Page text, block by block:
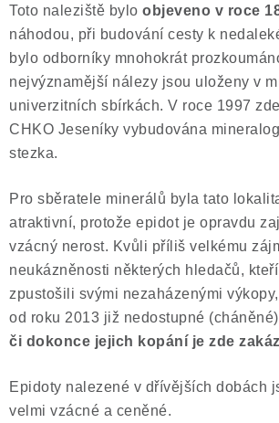
Toto naleziště bylo objeveno v roce
náhodou, při budování cesty k
bylo odborníky mnohokrát
nejvýznamější nálezy jsou uloženy v
univerzitních sbírkách. V roce 1997
CHKO Jeseníky vybudována
stezka.
Pro sběratele minerálů byla tato
atraktivní, protože epidot je opravdu
vzácný nerost. Kvůli příliš velkému
neukázněnosti některých hledačů,
zpustošili svými nezaházenými
od roku 2013 již nedostupné
či dokonce jejich kopání je zde
Epidoty nalezené v dřívějších dobách
velmi vzácné a ceněné.